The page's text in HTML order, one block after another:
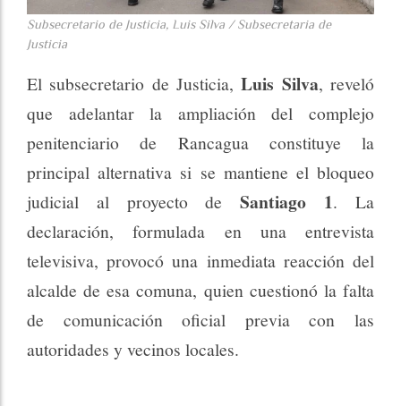
Subsecretario de Justicia, Luis Silva / Subsecretaria de
Justicia
El subsecretario de Justicia,Luis Silva, reveló
que adelantar la ampliación del complejo
penitenciario de Rancagua constituye la
principal alternativa si se mantiene el bloqueo
judicial al proyecto deSantiago 1. La
declaración, formulada en una entrevista
televisiva, provocó una inmediata reacción del
alcalde de esa comuna, quien cuestionó la falta
de comunicación oficial previa con las
autoridades y vecinos locales.